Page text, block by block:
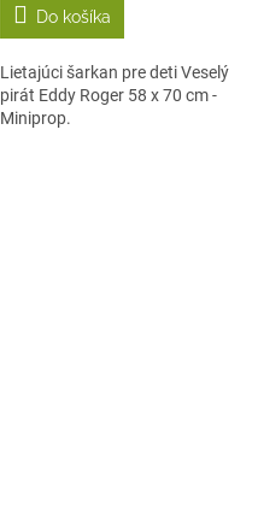
Do košíka
Lietajúci šarkan pre deti Veselý
pirát Eddy Roger 58 x 70 cm -
Miniprop.